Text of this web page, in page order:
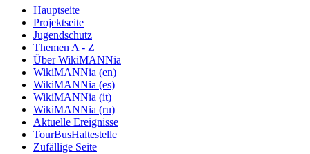
Hauptseite
Projektseite
Jugendschutz
Themen A - Z
Über WikiMANNia
WikiMANNia (en)
WikiMANNia (es)
WikiMANNia (it)
WikiMANNia (ru)
Aktuelle Ereignisse
TourBusHaltestelle
Zufällige Seite